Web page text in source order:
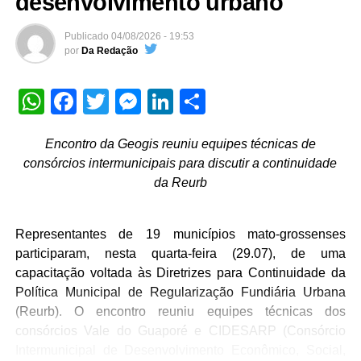
Publicado 04/08/2026 - 19:53
por Da Redação
WhatsApp
Facebook
TwitterMessenger
LinkedIn
Encontro da Geogis reuniu equipes técnicas de
consórcios intermunicipais para discutir a continuidade
da Reurb
Representantes de 19 municípios mato-grossenses
participaram, nesta quarta-feira (29.07), de uma
capacitação voltada às Diretrizes para Continuidade da
Política Municipal de Regularização Fundiária Urbana
(Reurb). O encontro reuniu equipes técnicas dos
consórcios Vale do Guaporé e CIDESARP (Consórcio